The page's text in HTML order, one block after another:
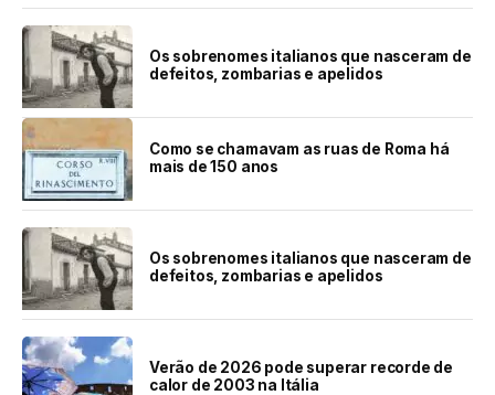
Os sobrenomes italianos que nasceram de
defeitos, zombarias e apelidos
Como se chamavam as ruas de Roma há
mais de 150 anos
Os sobrenomes italianos que nasceram de
defeitos, zombarias e apelidos
Verão de 2026 pode superar recorde de
calor de 2003 na Itália